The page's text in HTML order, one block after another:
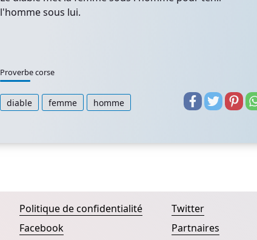
l'homme sous lui.
Proverbe corse
diable femme homme
Politique de confidentialité
Facebook
Twitter
Partnaires